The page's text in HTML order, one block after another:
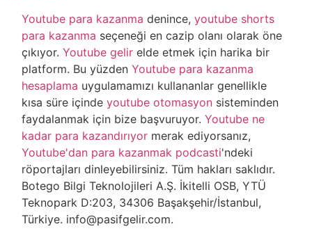
Youtube para kazanma denince,youtube shorts
para kazanma seçeneği en cazip olanı olarak öne
çıkıyor.Youtube gelir elde etmek için harika bir
platform. Bu yüzdenYoutube para kazanma
hesaplama uygulamamızı kullananlar genellikle
kısa süre içindeyoutube otomasyon sisteminden
faydalanmak için bize başvuruyor.Youtube ne
kadar para kazandırıyor merak ediyorsanız,
Youtube'dan para kazanmak podcasti'ndeki
röportajları dinleyebilirsiniz. Tüm hakları saklıdır.
Botego Bilgi Teknolojileri A.Ş. İkitelli OSB, YTÜ
Teknopark D:203, 34306 Başakşehir/İstanbul,
Türkiye. info@pasifgelir.com.